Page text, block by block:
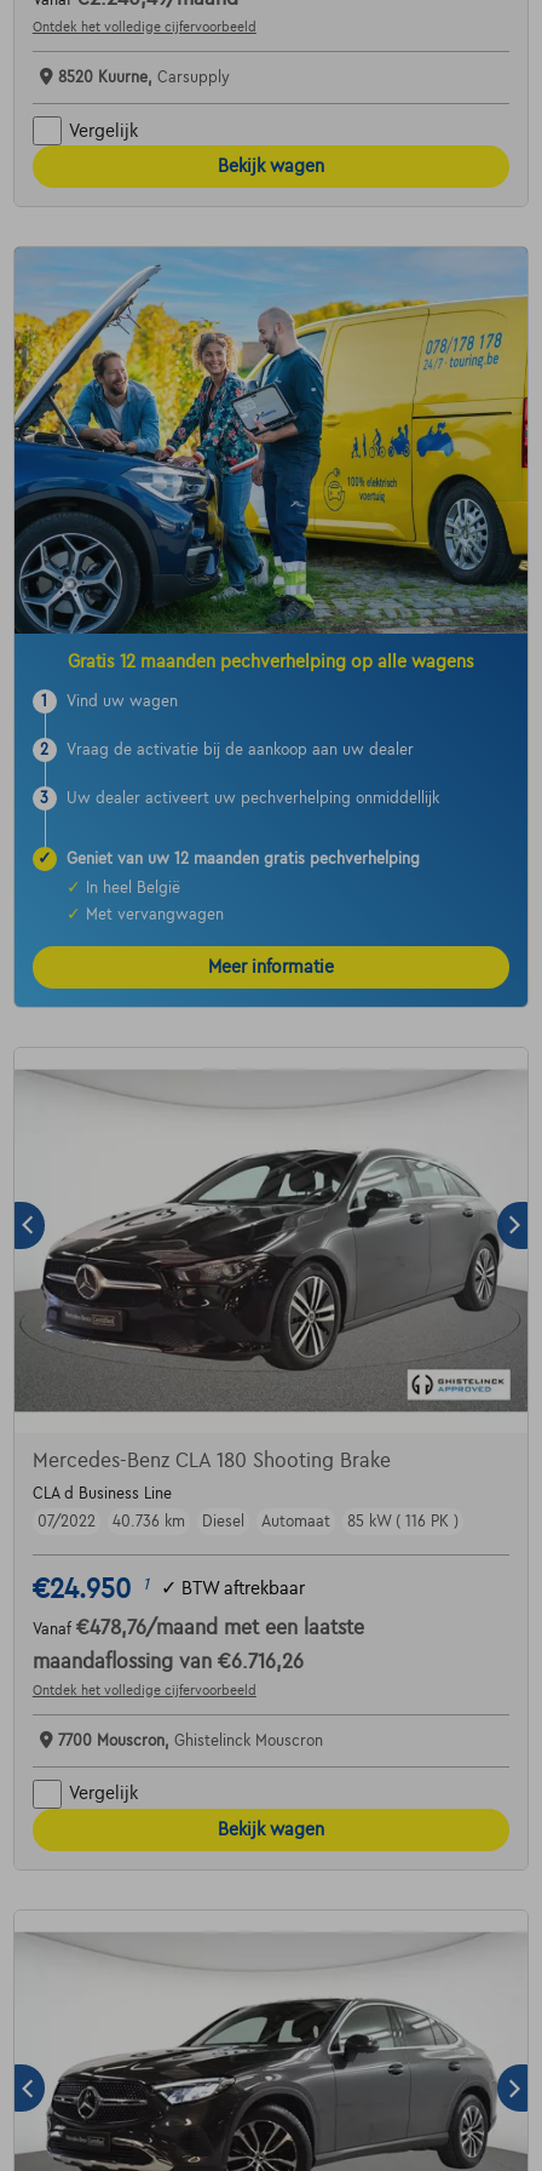
Ontdek het volledige cijfervoorbeeld
8520 Kuurne, Carsupply
Vergelijk
Bekijk wagen
Gratis 12 maanden pechverhelping op alle wagens
1 Vind uw wagen
2 Vraag de activatie bij de aankoop aan uw dealer
3 Uw dealer activeert uw pechverhelping onmiddellijk
✓
Geniet van uw 12 maanden gratis pechverhelping
✓
In heel België
✓
Met vervangwagen
Meer informatie
Mercedes-Benz CLA 180 Shooting Brake
CLA d Business Line
07/2022
40.736 km Diesel Automaat 85 kW ( 116 PK )
€24.950 1 ✓ BTW aftrekbaar
Vanaf €478,76/maand met een laatste
maandaflossing van €6.716,26
Ontdek het volledige cijfervoorbeeld
7700 Mouscron, Ghistelinck Mouscron
Vergelijk
Bekijk wagen